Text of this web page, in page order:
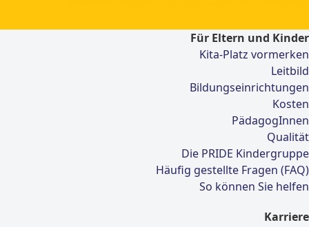
Für Eltern und Kinder
Kita-Platz vormerken
Leitbild
Bildungseinrichtungen
Kosten
PädagogInnen
Qualität
Die PRIDE Kindergruppe
Häufig gestellte Fragen (FAQ)
So können Sie helfen
Karriere